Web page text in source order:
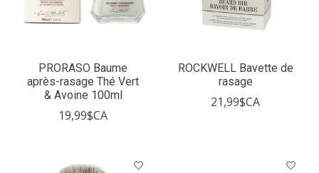
PRORASO Baume
après-rasage Thé Vert
& Avoine 100ml
19,99$CA
ROCKWELL Bavette de
rasage
21,99$CA